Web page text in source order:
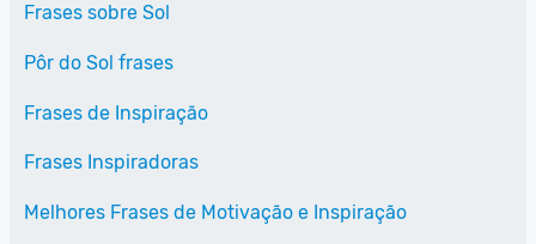
Frases sobre Sol
Pôr do Sol frases
Frases de Inspiração
Frases Inspiradoras
Melhores Frases de Motivação e Inspiração